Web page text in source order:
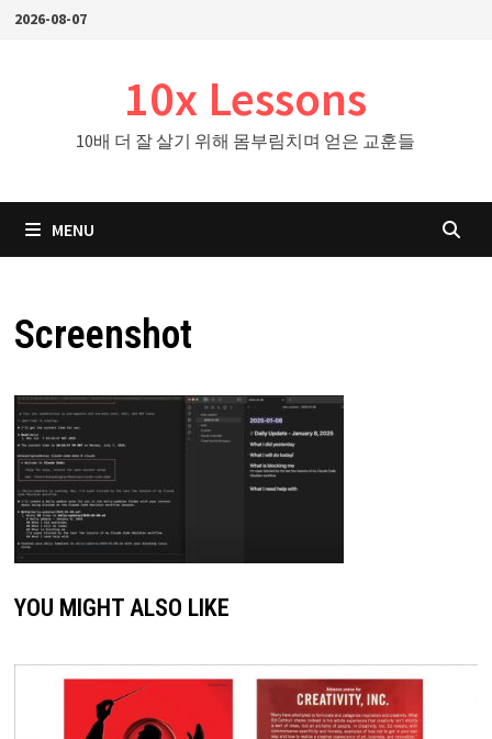
Skip2026-08-07
10x Lessons
10배 더 잘 살기 위해 몸부림치며 얻은 교훈들
MENU
Screenshot
YOU MIGHT ALSO LIKE